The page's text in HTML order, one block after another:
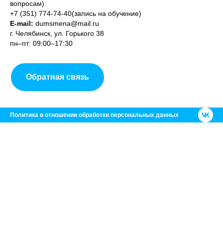
вопросам)
+7 (351) 774-74-40(запись на обучение)
E-mail: dumsmena@mail.ru
г. Челябинск, ул. Горького 38
пн–пт: 09:00–17:30
Обратная связь
Политика в отношении обработки персональных данных